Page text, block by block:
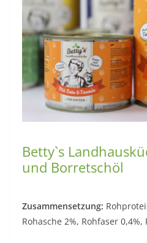
Betty`s
und Borretschöl
Zusammensetzung:
Rohasche 2%, Rohfaser 0,4%,